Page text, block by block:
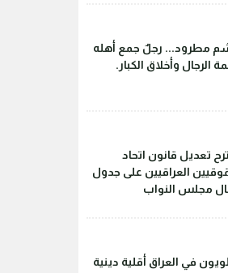
مطرود... رجلٌ جمع أهله
الرجال وأخلاق الكبار.
تعديل قانون اتحاد
العراقيين على جدول
مجلس النواب
في العراق أقلية دينية